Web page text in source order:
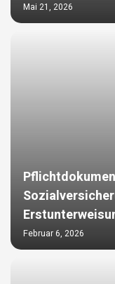
Mai 21, 2026
Februar 6, 2026